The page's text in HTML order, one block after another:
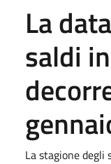
La
saldi
La stagione